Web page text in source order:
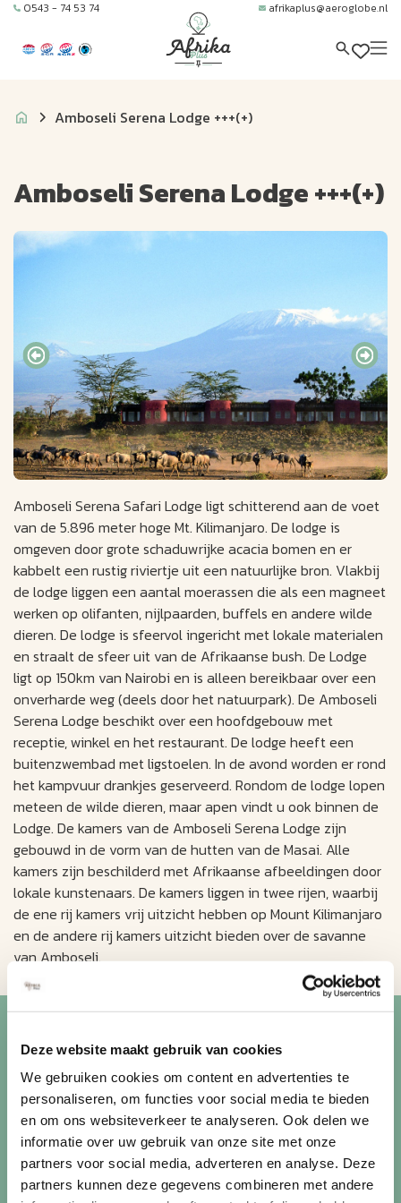
Deze website maakt gebruik van cookies
We gebruiken cookies om content en advertenties te
personaliseren, om functies voor social media te bieden
en om ons websiteverkeer te analyseren. Ook delen we
informatie over uw gebruik van onze site met onze
partners voor social media, adverteren en analyse. Deze
partners kunnen deze gegevens combineren met andere
0543 - 74 53 74 afrikaplus@aeroglobe.nl
Amboseli Serena Lodge +++(+)
Amboseli Serena Lodge +++(+)
Amboseli Serena Safari Lodge ligt schitterend aan de voet
van de 5.896 meter hoge Mt. Kilimanjaro. De lodge is
omgeven door grote schaduwrijke acacia bomen en er
kabbelt een rustig riviertje uit een natuurlijke bron. Vlakbij
de lodge liggen een aantal moerassen die als een magneet
werken op olifanten, nijlpaarden, buffels en andere wilde
dieren. De lodge is sfeervol ingericht met lokale materialen
en straalt de sfeer uit van de Afrikaanse bush. De Lodge
ligt op 150km van Nairobi en is alleen bereikbaar over een
onverharde weg (deels door het natuurpark). De Amboseli
Serena Lodge beschikt over een hoofdgebouw met
receptie, winkel en het restaurant. De lodge heeft een
buitenzwembad met ligstoelen. In de avond worden er rond
het kampvuur drankjes geserveerd. Rondom de lodge lopen
meteen de wilde dieren, maar apen vindt u ook binnen de
Lodge. De kamers van de Amboseli Serena Lodge zijn
gebouwd in de vorm van de hutten van de Masai. Alle
kamers zijn beschilderd met Afrikaanse afbeeldingen door
lokale kunstenaars. De kamers liggen in twee rijen, waarbij
de ene rij kamers vrij uitzicht hebben op Mount Kilimanjaro
en de andere rij kamers uitzicht bieden over de savanne
van Amboseli.
Blijf op de hoogte van de
mooiste reizen
Ontvang circa 1 maal per maand onze nieuwsbrief met de
laatste aanbiedingen. U kunt zich elk moment weer
uitschrijven via de afmeldlink in de nieuwsbrief.
Aanmelden